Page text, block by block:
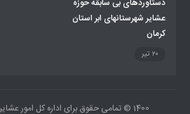
دستاوردهای بی سابقه حوزه
عشایر شهرستانهای ابر استان
کرمان
۲۰ تیر
1400 © تمامی حقوق برای اداره کل امور عشایری استان کرمان می باشد.